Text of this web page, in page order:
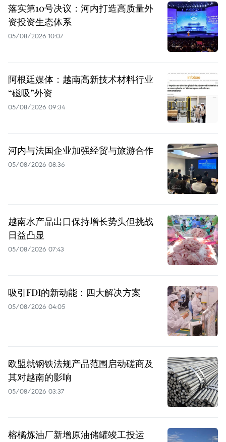
落实第10号决议：河内打造高质量外
资投资生态体系
05/08/2026 10:07
阿根廷媒体：越南高新技术材料行业
“磁吸”外资
05/08/2026 09:34
河内与法国企业加强经贸与旅游合作
05/08/2026 08:36
越南水产品出口保持增长势头但挑战
日益凸显
05/08/2026 07:43
吸引FDI的新动能：四大解决方案
05/08/2026 04:05
欧盟就钢铁法规产品范围启动磋商及
其对越南的影响
05/08/2026 03:37
榕橘炼油厂新增原油储罐竣工投运